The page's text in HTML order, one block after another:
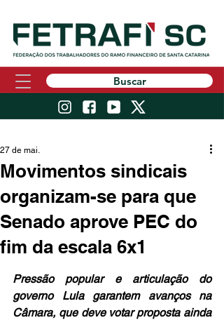
Buscar
Movimentos sindicais
organizam-se para que
Senado aprove PEC do
fim da escala 6x1
27 de mai.
Pressão popular e articulação do
governo Lula garantem avanços na
Câmara, que deve votar proposta ainda